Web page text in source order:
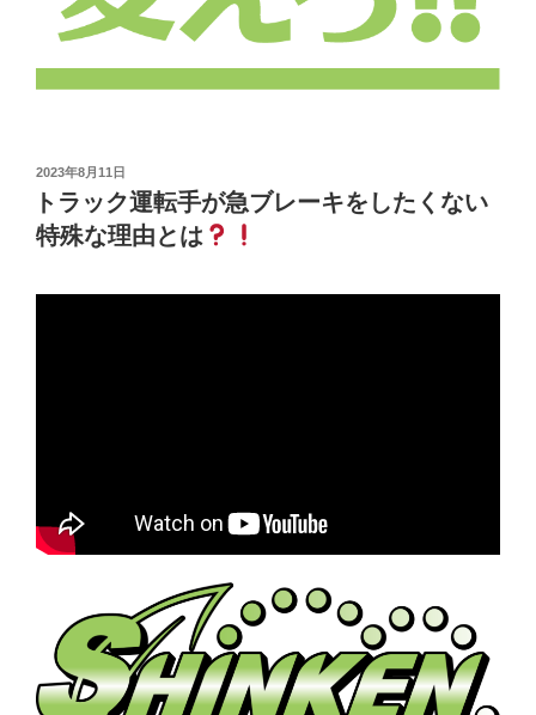
投
稿
日:
2023年8月11日
トラック運転手が急ブレーキをしたくない
特殊な理由とは